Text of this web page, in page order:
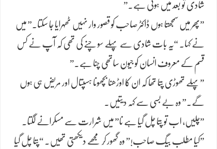
شادی تو بعد میں ہوئی ہے۔”
​”پھر میں سمجھتا ہوں ڈاکٹر صاحب کو قصور وار نہیں ٹھہرایا جا سکتا۔” میں
نے کہا۔ “یہ بات شادی سے پہلے سوچنے کی تھی کہ آپ نے کس
قسم کے معروف انسان کو جیون ساتھی چنا ہے۔”
​”پہلے تھوڑی پتا تھا کہ ان کا اوڑھنا بچھونا ہسپتال اور مریض ہی ہوں
گے۔” وہ بے بسی سے کہہ دیتیں۔
​”چلیں، اب تو پتا چل گیا ہے نا” میں شرارت سے مسکرانے لگتا۔
​”کیا مطلب بیگ صاحب!” وہ گھور کر مجھے دیکھتی تھیں۔ “پتا چل گیا